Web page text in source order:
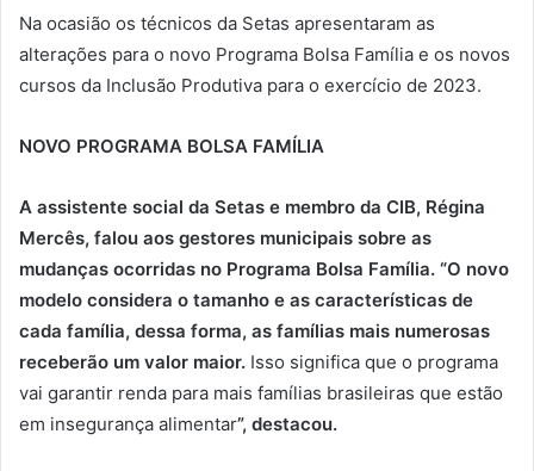
Na ocasião os técnicos da Setas apresentaram as
alterações para o novo Programa Bolsa Família e os novos
cursos da Inclusão Produtiva para o exercício de 2023.
NOVO PROGRAMA BOLSA FAMÍLIA
A assistente social da Setas e membro da CIB, Régina
Mercês, falou aos gestores municipais sobre as
mudanças ocorridas no Programa Bolsa Família. “O novo
modelo considera o tamanho e as características de
cada família, dessa forma, as famílias mais numerosas
receberão um valor maior. Isso significa que o programa
vai garantir renda para mais famílias brasileiras que estão
em insegurança alimentar”, destacou.